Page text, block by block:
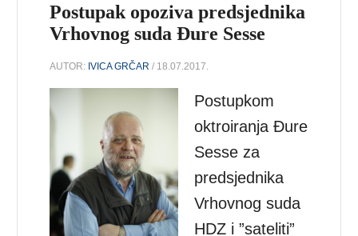
Postupak opoziva predsjednika
Vrhovnog suda Đure Sesse
AUTOR: IVICA GRČAR / 18.07.2017.
Postupkom
oktroiranja Đure
Sesse za
predsjednika
Vrhovnog suda
HDZ i ”sateliti”